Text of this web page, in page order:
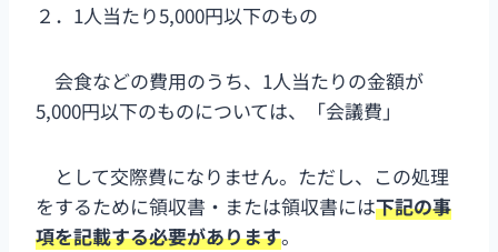
２．1人当たり5,000円以下のもの
会食などの費用のうち、1人当たりの金額が
5,000円以下のものについては、「会議費」
として交際費になりません。ただし、この処理
をするために領収書・または領収書には下記の事
項を記載する必要があります。